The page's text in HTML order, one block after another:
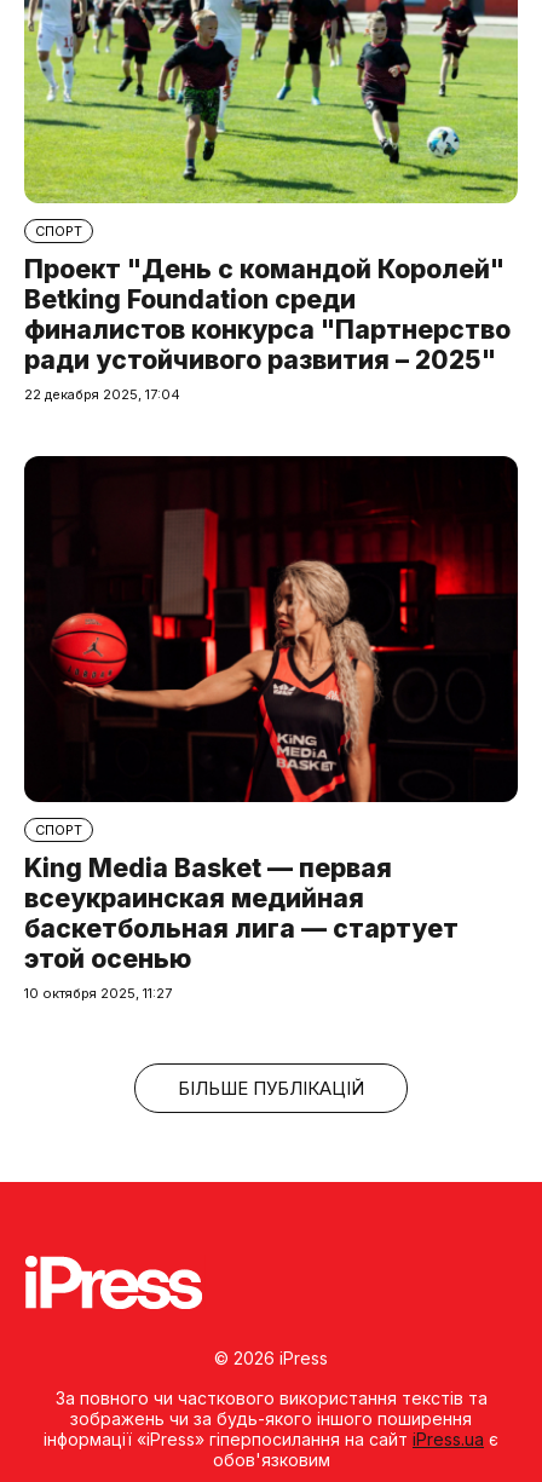
СПОРТ
Проект "День с командой Королей"
Betking Foundation среди
финалистов конкурса "Партнерство
ради устойчивого развития – 2025"
22 декабря 2025, 17:04
СПОРТ
King Media Basket — первая
всеукраинская медийная
баскетбольная лига — стартует
этой осенью
10 октября 2025, 11:27
БІЛЬШЕ ПУБЛІКАЦІЙ
© 2026 iPress
За повного чи часткового використання текстів та
зображень чи за будь-якого іншого поширення
інформації «iPress» гіперпосилання на сайт iPress.ua є
обов'язковим